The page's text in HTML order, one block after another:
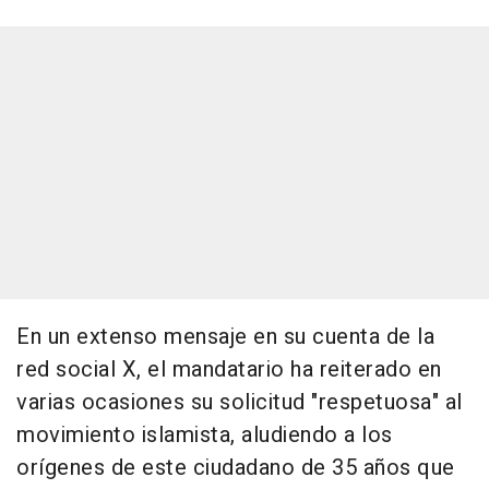
En un extenso mensaje en su cuenta de la
red social X, el mandatario ha reiterado en
varias ocasiones su solicitud "respetuosa" al
movimiento islamista, aludiendo a los
orígenes de este ciudadano de 35 años que